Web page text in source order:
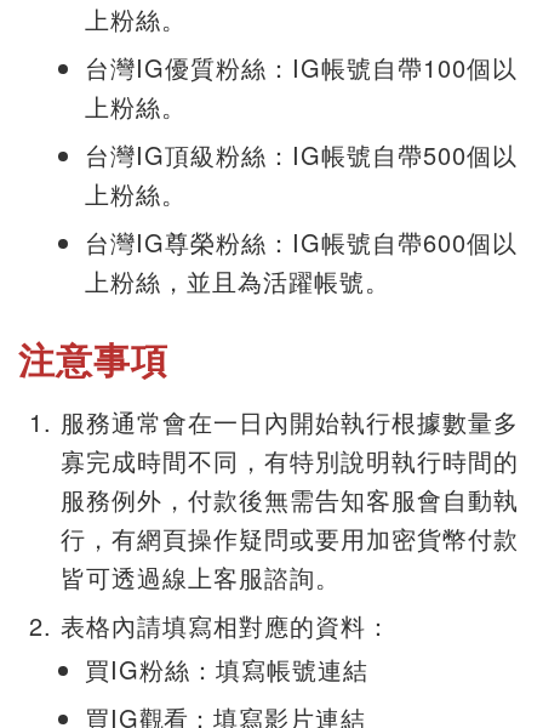
上粉絲。
台灣IG優質粉絲：IG帳號自帶100個以
上粉絲。
台灣IG頂級粉絲：IG帳號自帶500個以
上粉絲。
台灣IG尊榮粉絲：IG帳號自帶600個以
上粉絲，並且為活躍帳號。
注意事項
服務通常會在一日內開始執行根據數量多
寡完成時間不同，有特別說明執行時間的
服務例外，付款後無需告知客服會自動執
行，有網頁操作疑問或要用加密貨幣付款
皆可透過線上客服諮詢。
表格內請填寫相對應的資料：
買IG粉絲：填寫帳號連結
買IG觀看 ：填寫影片連結